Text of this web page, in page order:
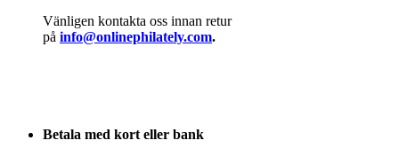
Vänligen kontakta oss innan retur
på info@onlinephilately.com.
Betala med kort eller bank